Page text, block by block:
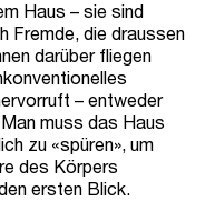
Haus – sie sind
Fremde, die draussen
darüber fliegen
– entweder
muss das Haus
zu «spüren», um
des Körpers
ersten Blick.